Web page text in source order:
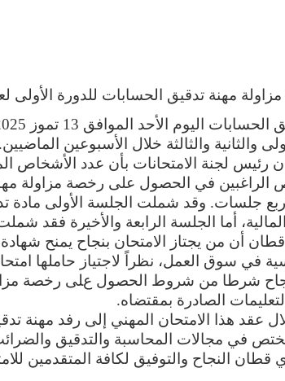
مهنة تدقيق الحسابات للدورة الأولى لعام
والثانية والثالثة خلال الأسبوعين
الراغبين في الحصول على رخصة مزاولة
جلسات. وقد شملت الجلسة الأولى مادة
أما الجلسة الرابعة والأخيرة فقد
أن من يجتاز الامتحان بنجاح يمنح
في سوق العمل، نظراً لاجتياز حاملها
.
هذا الامتحان المهني إلى رفد مهنة
في مجالات المحاسبة والتدقيق والضرائب
قطان النجاح والتوفيق لكافة المتقدمين